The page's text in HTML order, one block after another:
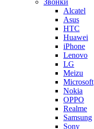
Звонки
Alcatel
Asus
HTC
Huawei
iPhone
Lenovo
LG
Meizu
Microsoft
Nokia
OPPO
Realme
Samsung
Sony